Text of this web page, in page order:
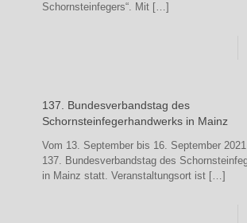
Schornsteinfegers“. Mit […]
137. Bundesverbandstag des
Schornsteinfegerhandwerks in Mainz
Vom 13. September bis 16. September
137. Bundesverbandstag des
in Mainz statt. Veranstaltungsort ist […]